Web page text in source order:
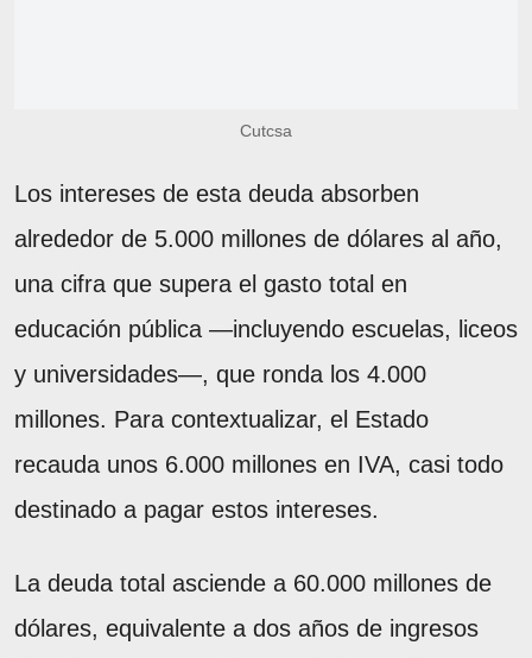
Cutcsa
Los intereses de esta deuda absorben
alrededor de 5.000 millones de dólares al año,
una cifra que supera el gasto total en
educación pública —incluyendo escuelas, liceos
y universidades—, que ronda los 4.000
millones. Para contextualizar, el Estado
recauda unos 6.000 millones en IVA, casi todo
destinado a pagar estos intereses.
La deuda total asciende a 60.000 millones de
dólares, equivalente a dos años de ingresos